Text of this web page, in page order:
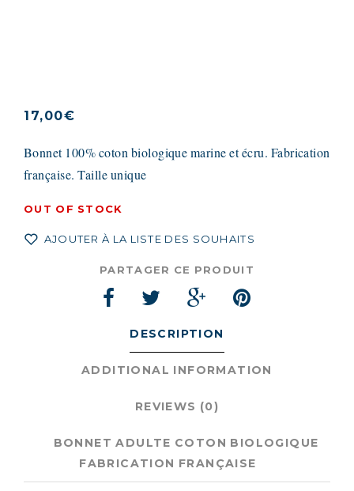
17,00€
Bonnet 100% coton biologique marine et écru. Fabrication
française. Taille unique
OUT OF STOCK
AJOUTER À LA LISTE DES SOUHAITS
PARTAGER CE PRODUIT
DESCRIPTION
ADDITIONAL INFORMATION
REVIEWS (0)
BONNET ADULTE COTON BIOLOGIQUE
FABRICATION FRANÇAISE